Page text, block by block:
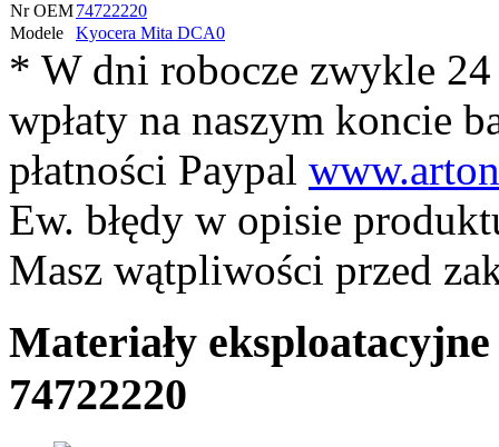
Nr OEM74722220
Modele
Kyocera Mita DCA0
* W dni robocze zwykle
wpłaty na naszym koncie
płatności Paypal
Ew. błędy w opisie
Masz wątpliwości przed
Materiały
74722220